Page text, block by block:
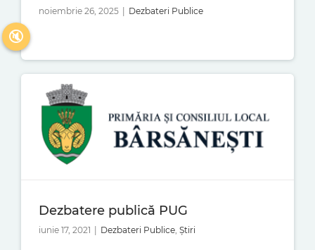
noiembrie 26, 2025 | Dezbateri Publice
Dezbatere publică PUG
iunie 17, 2021 | Dezbateri Publice Știri
🔇